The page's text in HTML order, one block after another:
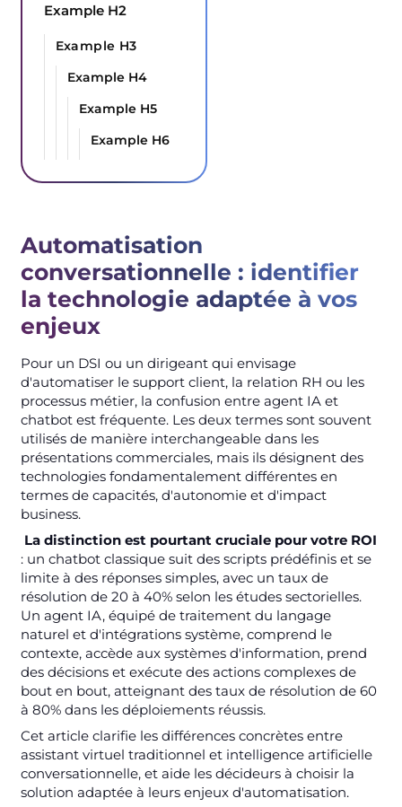
Example H2
Example H3
Example H4
Example H5
Example H6
Automatisation
conversationnelle : identifier
la technologie adaptée à vos
enjeux
Pour un DSI ou un dirigeant qui envisage
d'automatiser le support client, la relation RH ou les
processus métier, la confusion entre agent IA et
chatbot est fréquente. Les deux termes sont souvent
utilisés de manière interchangeable dans les
présentations commerciales, mais ils désignent des
technologies fondamentalement différentes en
termes de capacités, d'autonomie et d'impact
business.
La distinction est pourtant cruciale pour votre ROI
: un chatbot classique suit des scripts prédéfinis et se
limite à des réponses simples, avec un taux de
résolution de 20 à 40% selon les études sectorielles.
Un agent IA, équipé de traitement du langage
naturel et d'intégrations système, comprend le
contexte, accède aux systèmes d'information, prend
des décisions et exécute des actions complexes de
bout en bout, atteignant des taux de résolution de 60
à 80% dans les déploiements réussis.
Cet article clarifie les différences concrètes entre
assistant virtuel traditionnel et intelligence artificielle
conversationnelle, et aide les décideurs à choisir la
solution adaptée à leurs enjeux d'automatisation.